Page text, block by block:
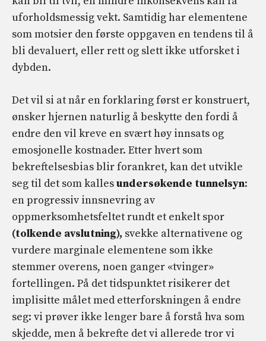
uforholdsmessig vekt. Samtidig har elementene
som motsier den første oppgaven en tendens til å
bli devaluert, eller rett og slett ikke utforsket i
dybden.
Det vil si at når en forklaring først er konstruert,
ønsker hjernen naturlig å beskytte den fordi å
endre den vil kreve en svært høy innsats og
emosjonelle kostnader. Etter hvert som
bekreftelsesbias blir forankret, kan det utvikle
seg til det som kallesundersøkende tunnelsyn:
en progressiv innsnevring av
oppmerksomhetsfeltet rundt et enkelt spor
(tolkende avslutning), svekke alternativene og
vurdere marginale elementene som ikke
stemmer overens, noen ganger «tvinger»
fortellingen. På det tidspunktet risikerer det
implisitte målet med etterforskningen å endre
seg: vi prøver ikke lenger bare å forstå hva som
skjedde, men å bekrefte det vi allerede tror vi